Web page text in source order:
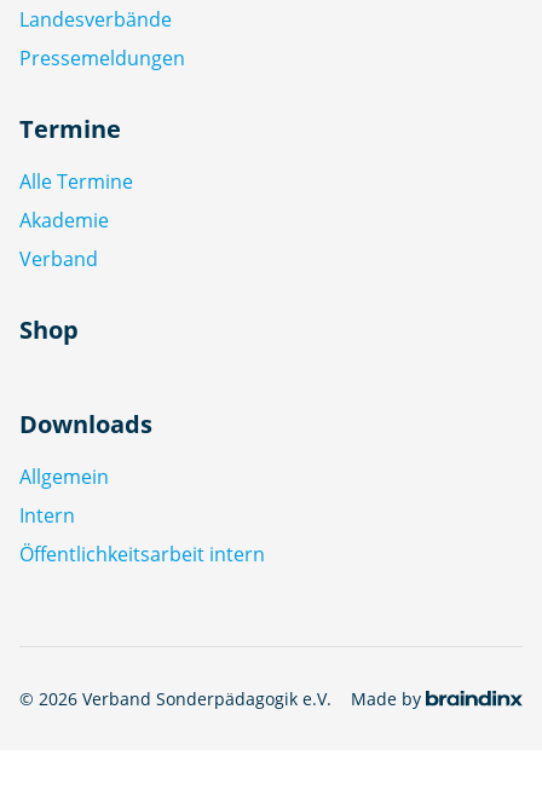
Landesverbände
Pressemeldungen
Termine
Alle Termine
Akademie
Verband
Shop
Downloads
Allgemein
Intern
Öffentlichkeitsarbeit intern
© 2026 Verband Sonderpädagogik e.V. Made by